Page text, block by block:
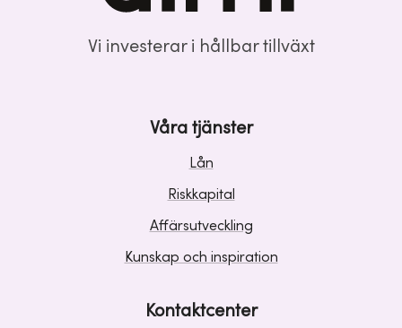
Vi investerar i hållbar tillväxt
Våra tjänster
Lån
Riskkapital
Affärsutveckling
Kunskap och inspiration
Kontaktcenter